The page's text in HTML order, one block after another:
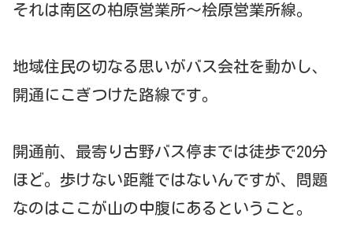
それは南区の柏原営業所～桧原営業所線。
地域住民の切なる思いがバス会社を動かし、
開通にこぎつけた路線です。
開通前、最寄り古野バス停までは徒歩で20分
ほど。歩けない距離ではないんですが、問題
なのはここが山の中腹にあるということ。